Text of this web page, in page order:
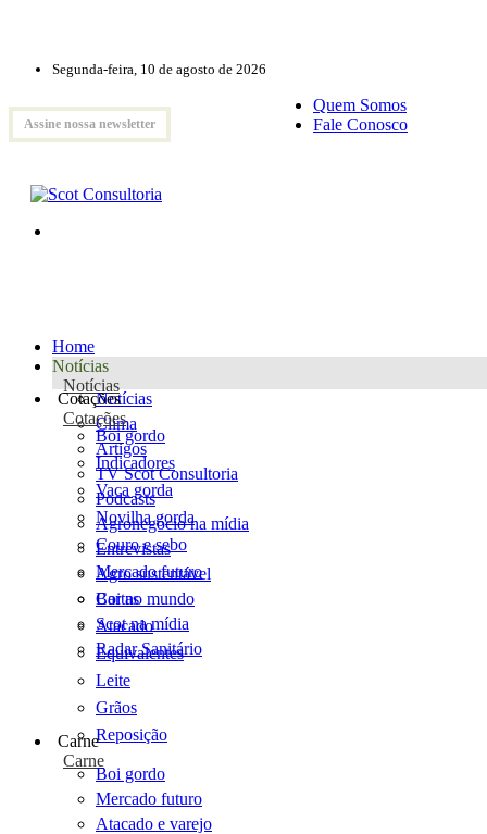
Segunda-feira, 10 de agosto de 2026
Assine nossa newsletter
Quem Somos
Fale Conosco
Home
Notícias
Notícias
Notícias
Clima
Artigos
TV Scot Consultoria
Podcasts
Agronegócio na mídia
Entrevistas
Agro sustentável
Cartas
Scot na mídia
Radar Sanitário
Cotações
Cotações
Boi gordo
Indicadores
Vaca gorda
Novilha gorda
Couro e sebo
Mercado futuro
Boi no mundo
Atacado
Equivalentes
Leite
Grãos
Reposição
Carne
Carne
Boi gordo
Mercado futuro
Atacado e varejo